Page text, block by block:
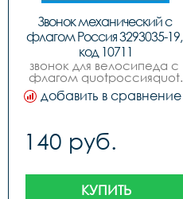
Звонок механический с
флагом Россия 3293035-19,
код 10711
звонок для велосипеда с
флагом quotроссияquot.
добавить в сравнение
140 руб.
КУПИТЬ